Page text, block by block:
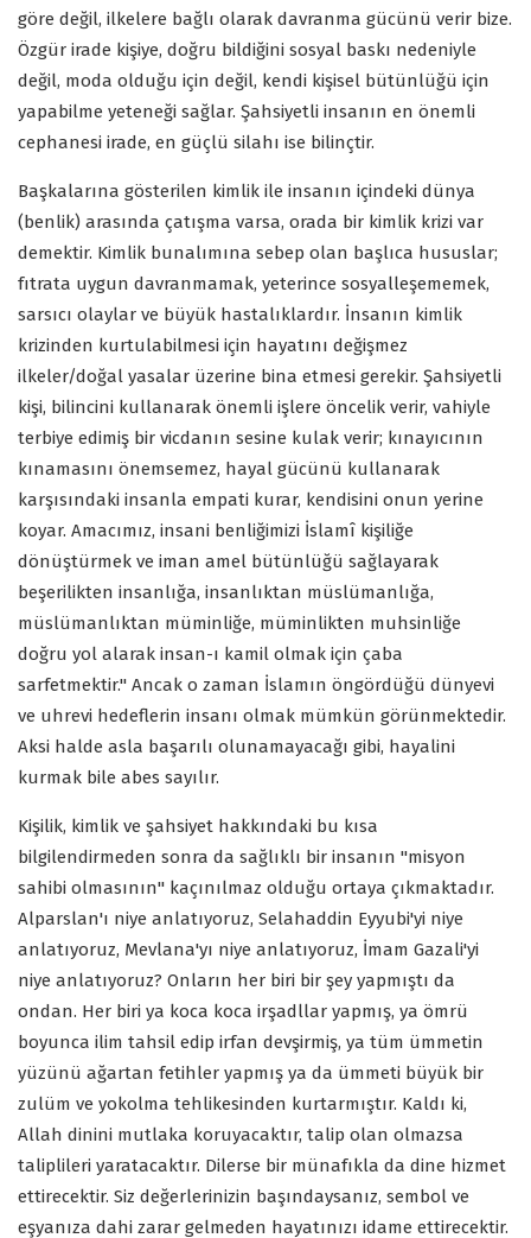
göre değil, ilkelere bağlı olarak davranma gücünü verir bize.
Özgür irade kişiye, doğru bildiğini sosyal baskı nedeniyle
değil, moda olduğu için değil, kendi kişisel bütünlüğü için
yapabilme yeteneği sağlar. Şahsiyetli insanın en önemli
cephanesi irade, en güçlü silahı ise bilinçtir.
Başkalarına gösterilen kimlik ile insanın içindeki dünya
(benlik) arasında çatışma varsa, orada bir kimlik krizi var
demektir. Kimlik bunalımına sebep olan başlıca hususlar;
fıtrata uygun davranmamak, yeterince sosyalleşememek,
sarsıcı olaylar ve büyük hastalıklardır. İnsanın kimlik
krizinden kurtulabilmesi için hayatını değişmez
ilkeler/doğal yasalar üzerine bina etmesi gerekir. Şahsiyetli
kişi, bilincini kullanarak önemli işlere öncelik verir, vahiyle
terbiye edimiş bir vicdanın sesine kulak verir; kınayıcının
kınamasını önemsemez, hayal gücünü kullanarak
karşısındaki insanla empati kurar, kendisini onun yerine
koyar. Amacımız, insani benliğimizi İslamî kişiliğe
dönüştürmek ve iman amel bütünlüğü sağlayarak
beşerilikten insanlığa, insanlıktan müslümanlığa,
müslümanlıktan müminliğe, müminlikten muhsinliğe
doğru yol alarak insan-ı kamil olmak için çaba
sarfetmektir." Ancak o zaman İslamın öngördüğü dünyevi
ve uhrevi hedeflerin insanı olmak mümkün görünmektedir.
Aksi halde asla başarılı olunamayacağı gibi, hayalini
kurmak bile abes sayılır.
Kişilik, kimlik ve şahsiyet hakkındaki bu kısa
bilgilendirmeden sonra da sağlıklı bir insanın "misyon
sahibi olmasının" kaçınılmaz olduğu ortaya çıkmaktadır.
Alparslan'ı niye anlatıyoruz, Selahaddin Eyyubi'yi niye
anlatıyoruz, Mevlana'yı niye anlatıyoruz, İmam Gazali'yi
niye anlatıyoruz? Onların her biri bir şey yapmıştı da
ondan. Her biri ya koca koca irşadllar yapmış, ya ömrü
boyunca ilim tahsil edip irfan devşirmiş, ya tüm ümmetin
yüzünü ağartan fetihler yapmış ya da ümmeti büyük bir
zulüm ve yokolma tehlikesinden kurtarmıştır. Kaldı ki,
Allah dinini mutlaka koruyacaktır, talip olan olmazsa
taliplileri yaratacaktır. Dilerse bir münafıkla da dine hizmet
ettirecektir. Siz değerlerinizin başındaysanız, sembol ve
eşyanıza dahi zarar gelmeden hayatınızı idame ettirecektir.